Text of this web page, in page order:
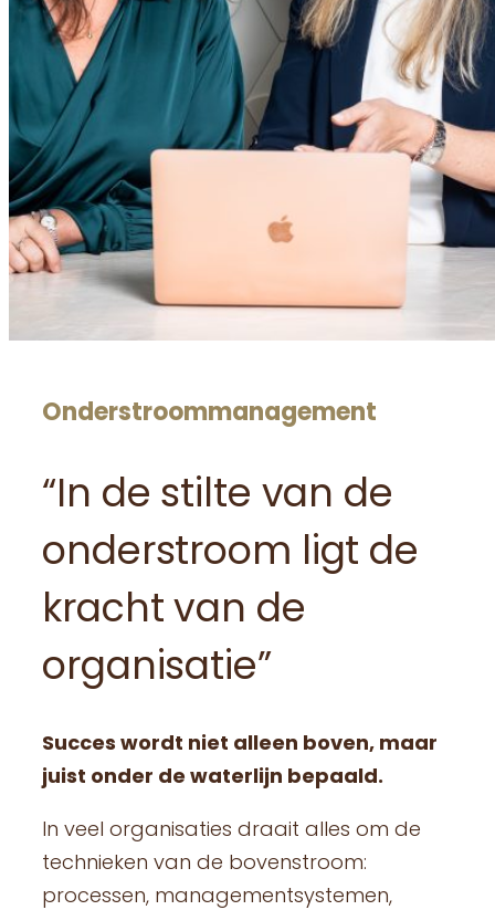
Onderstroommanagement
“In de stilte van de
onderstroom ligt de
kracht van de
organisatie”
Succes wordt niet alleen boven, maar
juist onder de waterlijn bepaald.
In veel organisaties draait alles om de
technieken van de bovenstroom:
processen, managementsystemen,